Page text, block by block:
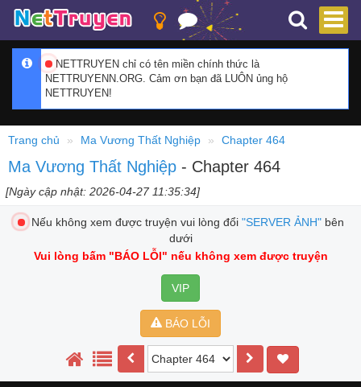
NETTRUYEN chỉ có tên miền chính thức là
NETTRUYENN.ORG. Cảm ơn bạn đã LUÔN ủng hộ
NETTRUYEN!
Trang chủ Ma Vương Thất Nghiệp Chapter 464
Ma Vương Thất Nghiệp - Chapter 464
[Ngày cập nhật: 2026-04-27 11:35:34]
Nếu không xem được truyện vui lòng đổi "SERVER ẢNH"bên
dưới
Vui lòng bấm "BÁO LỖI" nếu không xem được truyện
VIP
BÁO LỖI